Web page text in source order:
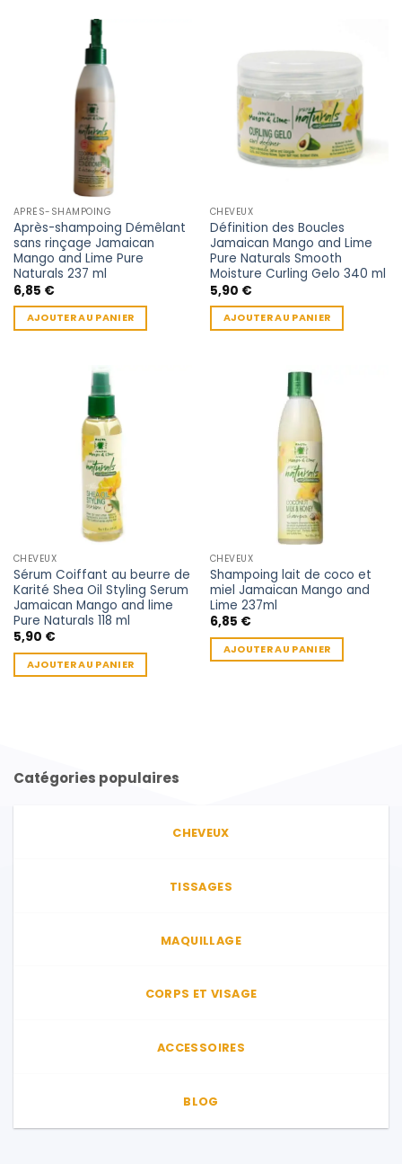
APRÈS-SHAMPOING
Après-shampoing Démêlant
sans rinçage Jamaican
Mango and Lime Pure
Naturals 237 ml
6,85 €
AJOUTER AU PANIER
CHEVEUX
Définition des Boucles
Jamaican Mango and Lime
Pure Naturals Smooth
Moisture Curling Gelo 340 ml
5,90 €
AJOUTER AU PANIER
CHEVEUX
Sérum Coiffant au beurre de
Karité Shea Oil Styling Serum
Jamaican Mango and lime
Pure Naturals 118 ml
5,90 €
AJOUTER AU PANIER
CHEVEUX
Shampoing lait de coco et
miel Jamaican Mango and
Lime 237ml
6,85 €
AJOUTER AU PANIER
Catégories populaires
CHEVEUX
TISSAGES
MAQUILLAGE
CORPS ET VISAGE
ACCESSOIRES
BLOG